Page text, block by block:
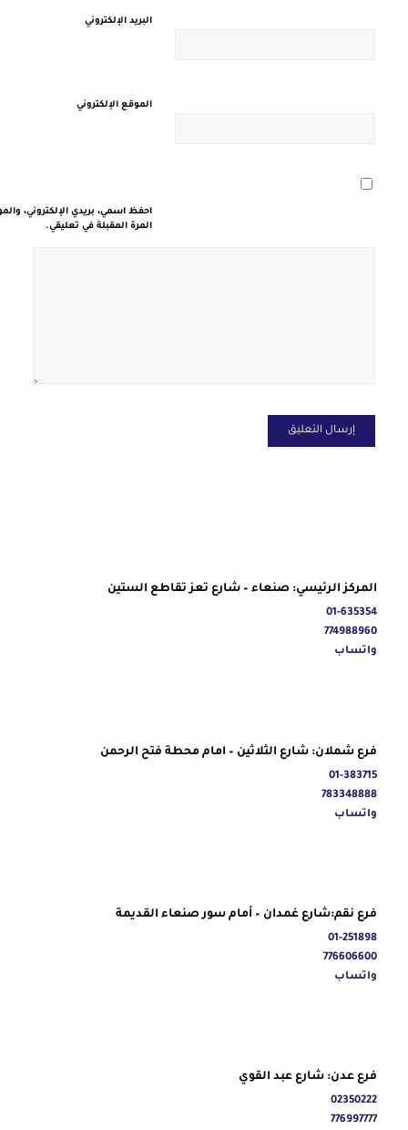
البريد الإلكتروني
الموقع الإلكتروني
احفظ اسمي، بريدي الإلكتروني،
المرة المقبلة في تعليقي.
المركز الرئيسي: صنعاء – شارع تعز تقاطع الستين
01-635354
774988960
واتساب
فرع شملان: شارع الثلاثين – امام محطة فتح الرحمن
01-383715
783348888
واتساب
فرع نقم:شارع غمدان – أمام سور صنعاء القديمة
01-251898
776606600
واتساب
فرع عدن: شارع عبد القوي
02350222
776997777